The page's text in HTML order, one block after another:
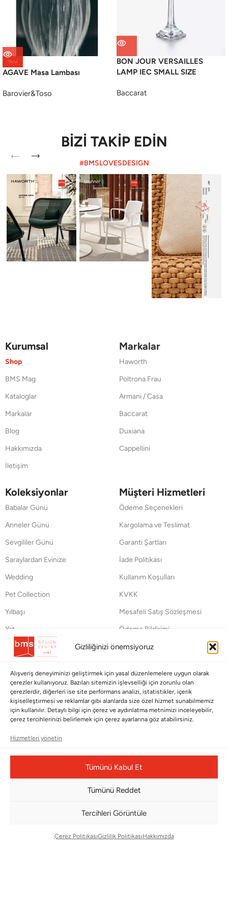
Gizliliğinizi önemsiyoruz
Alışveriş deneyiminizi geliştirmek için yasal düzenlemelere uygun olarak
çerezler kullanıyoruz. Bazıları sitemizin işlevselliği için zorunlu olan
çerezlerdir, diğerleri ise site performans analizi, istatistikler, içerik
kişiselleştirmesi ve reklamlar gibi alanlarda size özel hizmet sunabilmemiz
için kullanılır. Detaylı bilgi için çerez ve aydınlatma metnimizi inceleyebilir,
çerez tercihlerinizi belirlemek için çerez ayarlarına göz atabilirsiniz.
Hizmetleri yönetin
Tümünü Kabul Et
Tümünü Reddet
Tercihleri Görüntüle
Çerez PolitikasıGizlilik PolitikasıHakkımızda
Yeni
AGAVE Masa Lambası
Barovier&Toso
BON JOUR VERSAILLES
LAMP IEC SMALL SIZE
Baccarat
BİZİ TAKİP EDİN
#BMSLOVESDESIGN
Kurumsal
Shop
BMS Mag
Kataloglar
Markalar
Blog
Hakkımızda
İletişim
Markalar
Haworth
Poltrona Frau
Armani / Casa
Baccarat
Duxiana
Cappellini
Koleksiyonlar
Babalar Günü
Anneler Günü
Sevgililer Günü
Saraylardan Evinize
Wedding
Pet Collection
Yılbaşı
Yat
Müşteri Hizmetleri
Ödeme Seçenekleri
Kargolama ve Teslimat
Garanti Şartları
İade Politikası
Kullanım Koşulları
KVKK
Mesafeli Satış Sözleşmesi
Ödeme Bildirimi
Hata Bildirim Formu
BÜLTENİMİZE ABONE OLUN
Kayıt olun ve fırsatlardan ilk siz yararlanın!
Bültenimize Abone Olun